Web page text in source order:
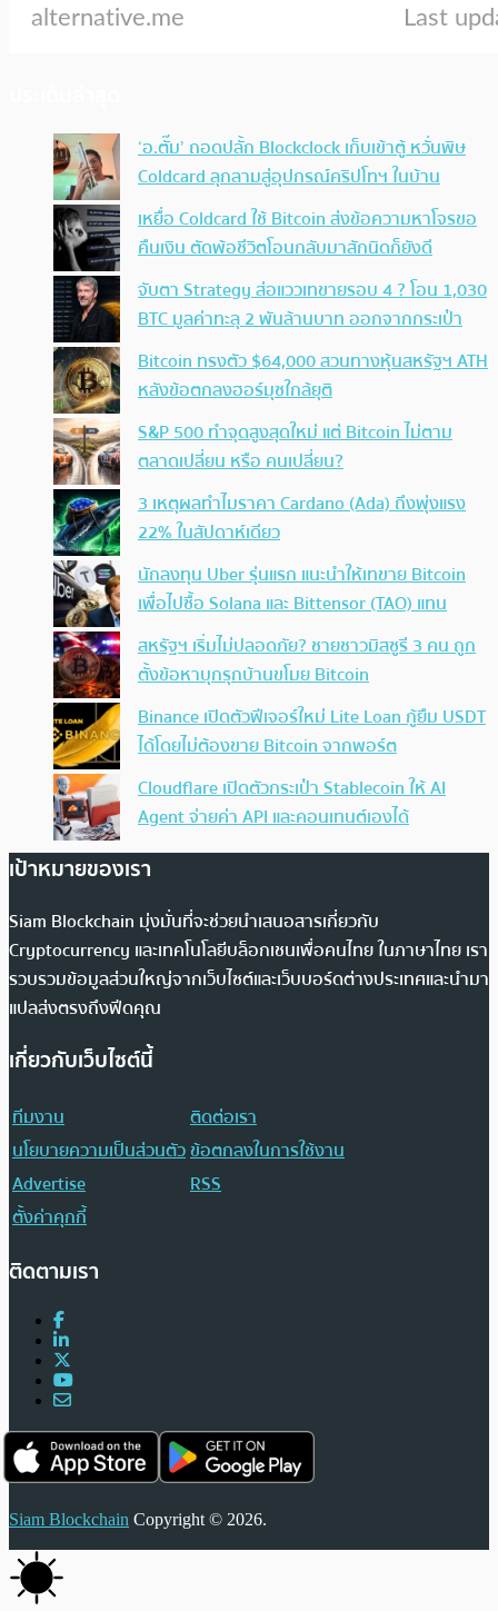
‘อ.ตั๊ม’ ถอดปลั้ก Blockclock เก็บเข้าตู้ หวั่นพิษ
Coldcard ลุกลามสู่อุปกรณ์คริปโทฯ ในบ้าน
เหยื่อ Coldcard ใช้ Bitcoin ส่งข้อความหาโจรขอ
คืนเงิน ตัดพ้อชีวิตโอนกลับมาสักนิดก็ยังดี
จับตา Strategy ส่อแววเทขายรอบ 4 ? โอน 1,030
BTC มูลค่าทะลุ 2 พันล้านบาท ออกจากกระเป๋า
Bitcoin ทรงตัว $64,000 สวนทางหุ้นสหรัฐฯ ATH
หลังข้อตกลงฮอร์มุซใกล้ยุติ
S&P 500 ทำจุดสูงสุดใหม่ แต่ Bitcoin ไม่ตาม
ตลาดเปลี่ยน หรือ คนเปลี่ยน?
3 เหตุผลทำไมราคา Cardano (Ada) ถึงพุ่งแรง
22% ในสัปดาห์เดียว
นักลงทุน Uber รุ่นแรก แนะนำให้เทขาย Bitcoin
เพื่อไปซื้อ Solana และ Bittensor (TAO) แทน
สหรัฐฯ เริ่มไม่ปลอดภัย? ชายชาวมิสซูรี 3 คน ถูก
ตั้งข้อหาบุกรุกบ้านขโมย Bitcoin
Binance เปิดตัวฟีเจอร์ใหม่ Lite Loan กู้ยืม USDT
ได้โดยไม่ต้องขาย Bitcoin จากพอร์ต
Cloudflare เปิดตัวกระเป๋า Stablecoin ให้ AI
Agent จ่ายค่า API และคอนเทนต์เองได้
เป้าหมายของเรา
Siam Blockchain มุ่งมั่นที่จะช่วยนำเสนอสารเกี่ยวกับ
Cryptocurrency และเทคโนโลยีบล็อกเชนเพื่อคนไทย ในภาษาไทย เรา
รวบรวมข้อมูลส่วนใหญ่จากเว็บไซต์และเว็บบอร์ดต่างประเทศและนำมา
แปลส่งตรงถึงฟีดคุณ
เกี่ยวกับเว็บไซต์นี้
ทีมงาน
ติดต่อเรา
นโยบายความเป็นส่วนตัวข้อตกลงในการใช้งาน
Advertise
RSS
ตั้งค่าคุกกี้
ติดตามเรา
Siam Blockchain Copyright © 2026.